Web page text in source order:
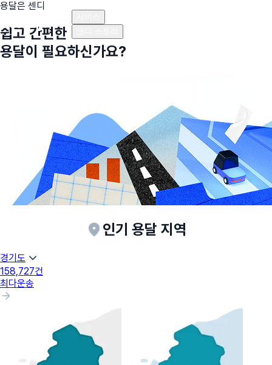
용달은 센디
쉽고 간편한
용달이 필요하신가요?
인기 용달 지역
경기도
158,727건
최다운송